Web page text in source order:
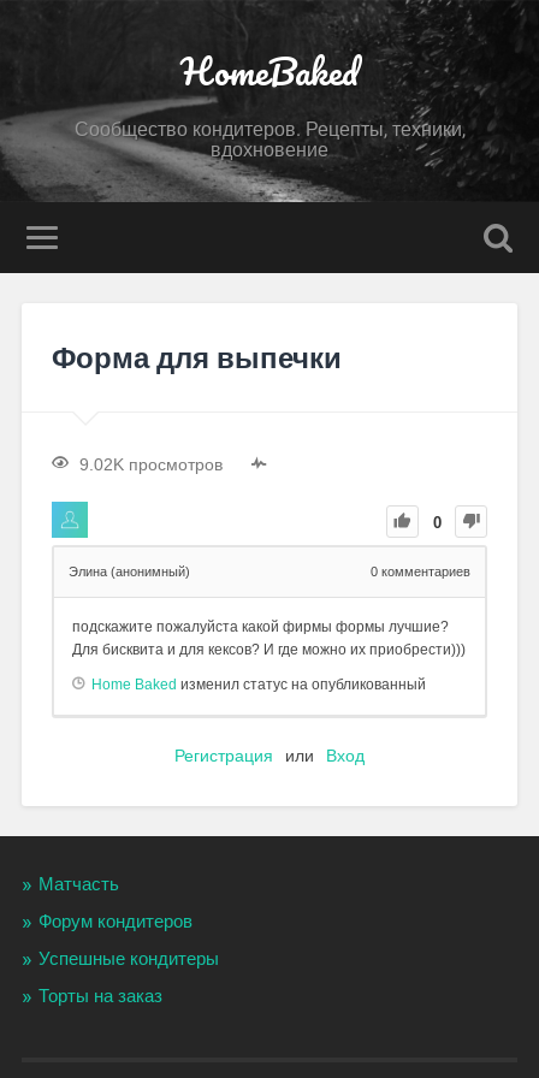
HomeBaked
Сообщество кондитеров. Рецепты, техники,
вдохновение
Форма для выпечки
9.02K просмотров
0
Элина (анонимный) 0 комментариев
подскажите пожалуйста какой фирмы формы лучшие?
Для бисквита и для кексов? И где можно их приобрести)))
Home Baked изменил статус на опубликованный
Регистрация или Вход
Матчасть
Форум кондитеров
Успешные кондитеры
Торты на заказ